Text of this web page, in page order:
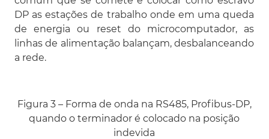
DP as estações de trabalho onde em uma queda
de energia ou reset do microcomputador, as
linhas de alimentação balançam, desbalanceando
a rede.
Figura 3 – Forma de onda na RS485, Profibus-DP,
quando o terminador é colocado na posição
indevida